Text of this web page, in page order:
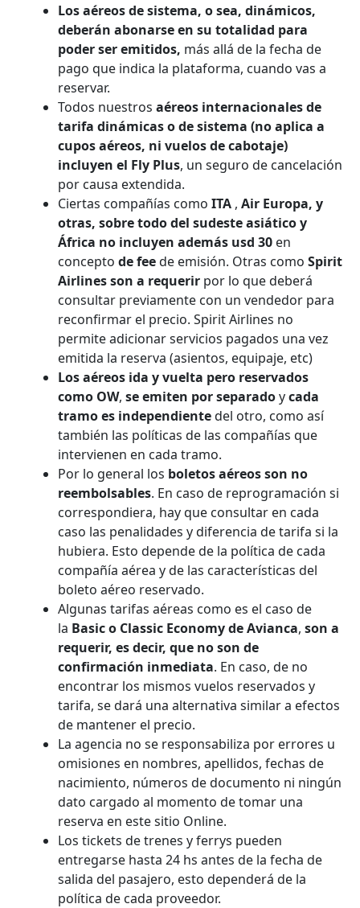
Los aéreos de sistema, o sea, dinámicos,
deberán abonarse en su totalidad para
poder ser emitidos, más allá de la fecha de
pago que indica la plataforma, cuando vas a
reservar.
Todos nuestros aéreos internacionales de
tarifa dinámicas o de sistema (no aplica a
cupos aéreos, ni vuelos de cabotaje)
incluyen el Fly Plus, un seguro de cancelación
por causa extendida.
Ciertas compañías como ITA , Air Europa, y
otras, sobre todo del sudeste asiático y
África no incluyen además usd 30 en
concepto de feede emisión. Otras como Spirit
Airlines son a requerir por lo que deberá
consultar previamente con un vendedor para
reconfirmar el precio. Spirit Airlines no
permite adicionar servicios pagados una vez
emitida la reserva (asientos, equipaje, etc)
Los aéreos ida y vuelta pero reservados
como OW, se emiten por separadoycada
tramo es independientedel otro, como así
también las políticas de las compañías que
intervienen en cada tramo.
Por lo general los boletos aéreos son no
reembolsables. En caso de reprogramación si
correspondiera, hay que consultar en cada
caso las penalidades y diferencia de tarifa si la
hubiera. Esto depende de la política de cada
compañía aérea y de las características del
boleto aéreo reservado.
Algunas tarifas aéreas como es el caso de
la Basic o Classic Economy de Avianca, son a
requerir, es decir, que no son de
confirmación inmediata. En caso, de no
encontrar los mismos vuelos reservados y
tarifa, se dará una alternativa similar a efectos
de mantener el precio.
La agencia no se responsabiliza por errores u
omisiones en nombres, apellidos, fechas de
nacimiento, números de documento ni ningún
dato cargado al momento de tomar una
reserva en este sitio Online.
Los tickets de trenes y ferrys pueden
entregarse hasta 24 hs antes de la fecha de
salida del pasajero, esto dependerá de la
política de cada proveedor.